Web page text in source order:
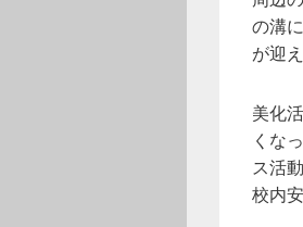
の溝
が迎
美化
くな
ス活
校内